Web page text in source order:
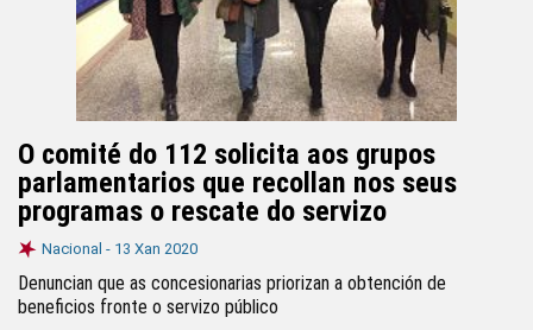
O comité do 112 solicita aos grupos
parlamentarios que recollan nos seus
programas o rescate do servizo
Nacional - 13 Xan 2020
Denuncian que as concesionarias priorizan a obtención de
beneficios fronte o servizo público